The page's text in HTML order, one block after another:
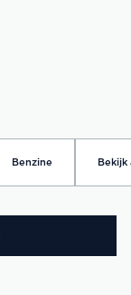
Benzine Bekijk